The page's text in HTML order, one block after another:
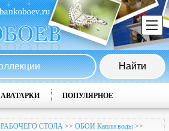
АВАТАРКИ ПОПУЛЯРНОЕ
СТОЛА >> ОБОИ Капли воды >>